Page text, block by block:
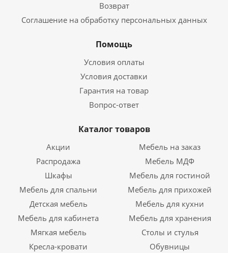
Возврат
Соглашение на обработку персональных данных
Помощь
Условия оплаты
Условия доставки
Гарантия на товар
Вопрос-ответ
Каталог товаров
Акции
Мебель на заказ
Распродажа
Мебель МДФ
Шкафы
Мебель для гостиной
Мебель для спальни
Мебель для прихожей
Детская мебель
Мебель для кухни
Мебель для кабинета
Мебель для хранения
Мягкая мебель
Столы и стулья
Кресла-кровати
Обувницы